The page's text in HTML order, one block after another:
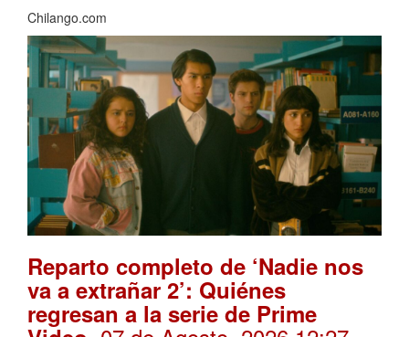
Chilango.com
Reparto completo de ‘Nadie nos
va a extrañar 2’: Quiénes
regresan a la serie de Prime